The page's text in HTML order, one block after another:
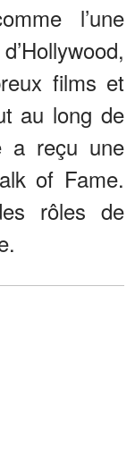
l’une
films et
au long de
a reçu une
of Fame.
rôles de